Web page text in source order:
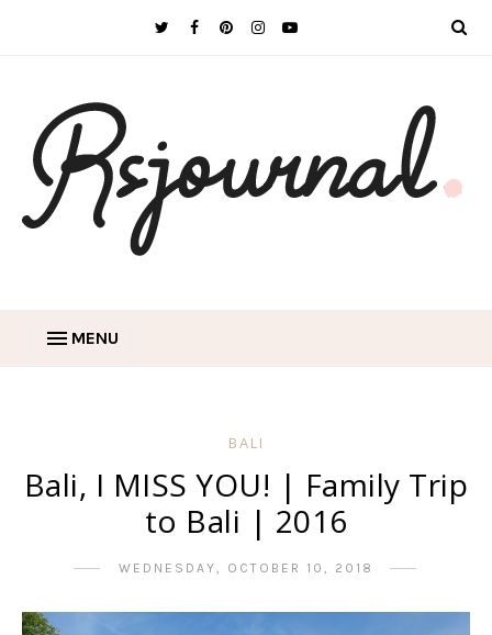
MENU
BALI
Bali, I MISS YOU! | Family Trip
to Bali | 2016
WEDNESDAY, OCTOBER 10, 2018